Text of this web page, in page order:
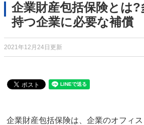
企業財産包括保険とは
持つ企業に必要な補償
2021年12月24日更新
企業財産包括保険は、企業のオフィ